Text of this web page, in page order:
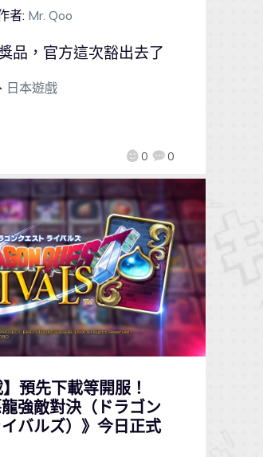
者: Mr. Qoo
0 0
品，官方這次豁出去了
日本遊戲
】預先下載等開服！
龍強敵對決（ドラゴン
バルズ）》今日正式